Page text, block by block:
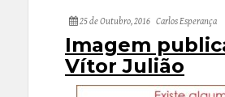
25 de Outubro, 2016 Carlos Esperança
Imagem
Vítor Julião